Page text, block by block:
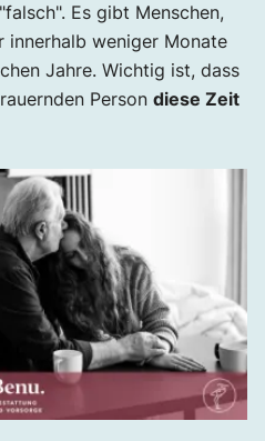
Es gibt Menschen,
innerhalb weniger Monate
Jahre. Wichtig ist, dass
Person diese Zeit